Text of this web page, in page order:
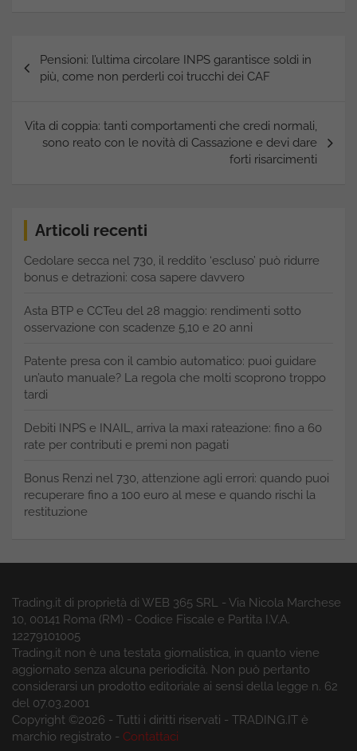
Navigazione
articoli
Pensioni: l’ultima circolare INPS garantisce soldi in
più, come non perderli coi trucchi dei CAF
Vita di coppia: tanti comportamenti che credi normali,
sono reato con le novità di Cassazione e devi dare
forti risarcimenti
Articoli recenti
Cedolare secca nel 730, il reddito ‘escluso’ può ridurre
bonus e detrazioni: cosa sapere davvero
Asta BTP e CCTeu del 28 maggio: rendimenti sotto
osservazione con scadenze 5,10 e 20 anni
Patente presa con il cambio automatico: puoi guidare
un’auto manuale? La regola che molti scoprono troppo
tardi
Debiti INPS e INAIL, arriva la maxi rateazione: fino a 60
rate per contributi e premi non pagati
Bonus Renzi nel 730, attenzione agli errori: quando puoi
recuperare fino a 100 euro al mese e quando rischi la
restituzione
Trading.it di proprietà di WEB 365 SRL - Via Nicola Marchese
10, 00141 Roma (RM) - Codice Fiscale e Partita I.V.A.
12279101005
Trading.it non è una testata giornalistica, in quanto viene
aggiornato senza alcuna periodicità. Non può pertanto
considerarsi un prodotto editoriale ai sensi della legge n. 62
del 07.03.2001
Copyright ©2026 - Tutti i diritti riservati - TRADING.IT è
marchio registrato - Contattaci